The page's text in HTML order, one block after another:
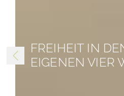
FREIHEIT IN
EIGENEN VIER